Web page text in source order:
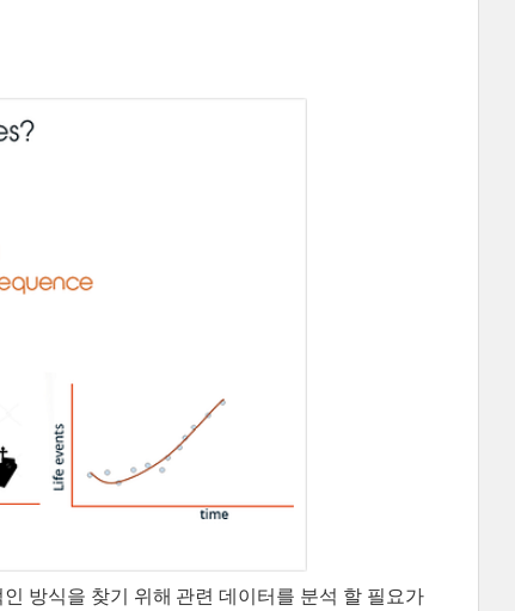
방식을 찾기 위해 관련 데이터를 분석 할 필요가